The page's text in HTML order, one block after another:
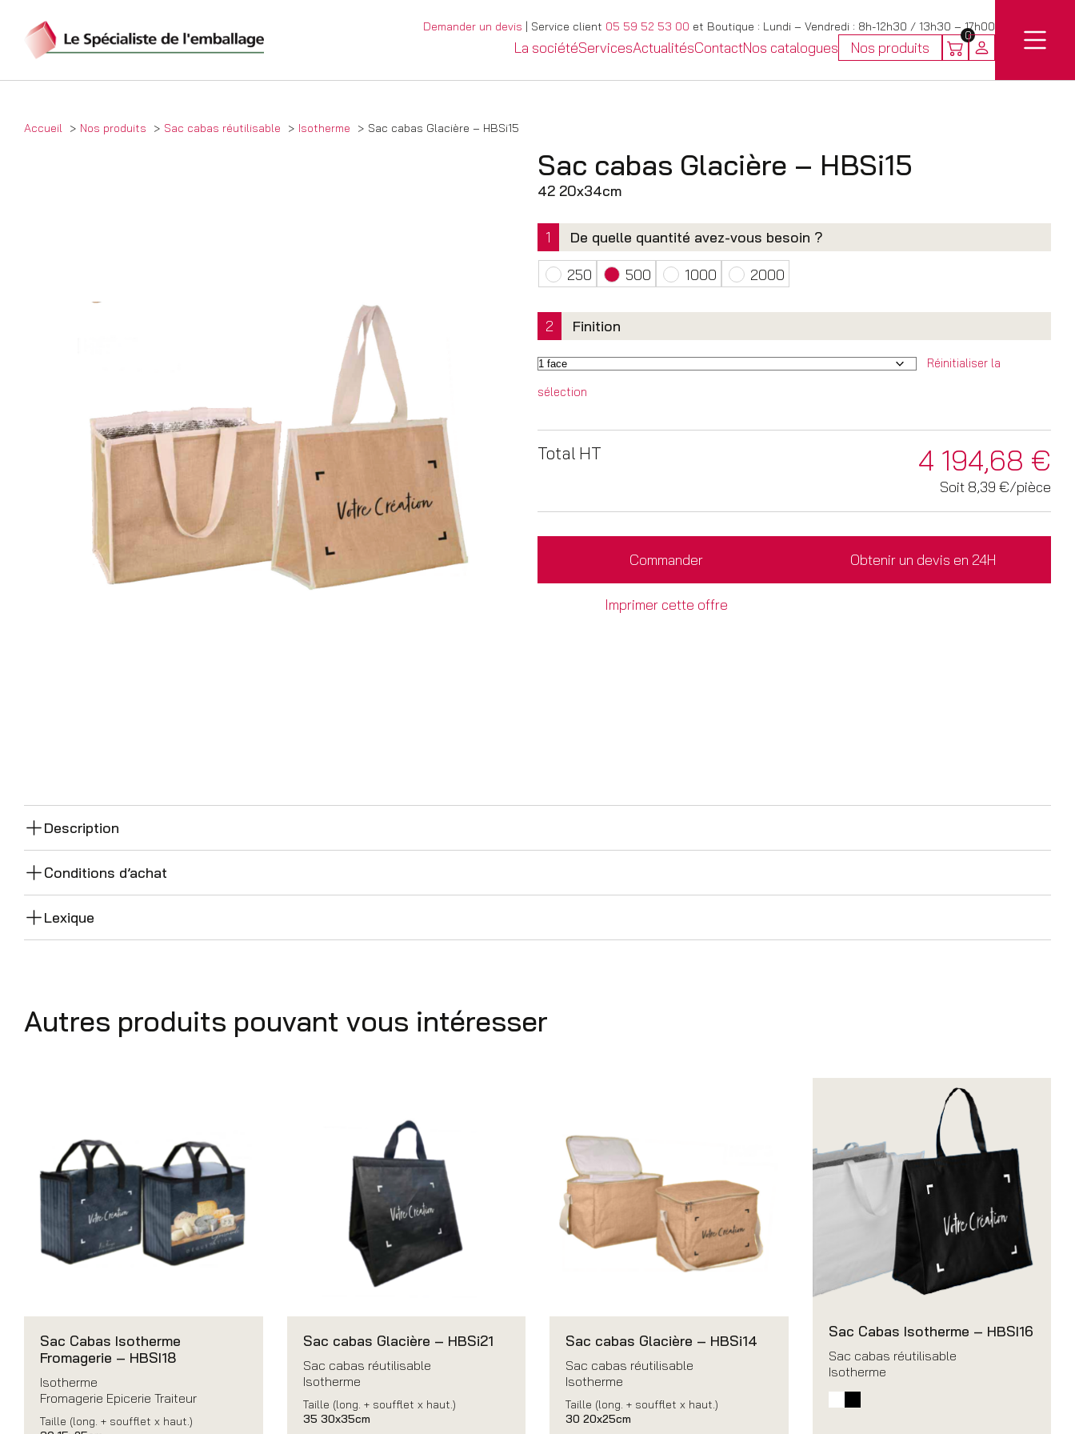
Demander un devis | Service client 05 59 52 53 00 et Boutique : Lundi – Vendredi : 8h-12h30 / 13h30 – 17h00
La sociétéServicesActualitésContactNos catalogues Nos produits
0
Accueil Nos produits Sac cabas réutilisable Isotherme Sac cabas Glacière – HBSi15
Sac cabas Glacière – HBSi15
42 20x34cm
1 De quelle quantité avez-vous besoin ?
250 500 1000 2000
2 Finition
Réinitialiser la
sélection
Total HT 4 194,68 €
Soit 8,39 €/pièce
Commander
Imprimer cette offre
Obtenir un devis en 24H
Description
Conditions d’achat
Lexique
Autres produits pouvant vous intéresser
Sac Cabas Isotherme
Fromagerie – HBSI18
Isotherme
Fromagerie Epicerie Traiteur
Taille (long. + soufflet x haut.)
Sac cabas Glacière – HBSi21
Sac cabas réutilisable
Isotherme
Taille (long. + soufflet x haut.)
35 30x35cm
Sac cabas Glacière – HBSi14
Sac cabas réutilisable
Isotherme
Taille (long. + soufflet x haut.)
30 20x25cm
Sac Cabas Isotherme – HBSI16
Sac cabas réutilisable
Isotherme